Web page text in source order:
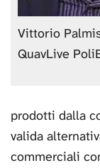
Vittorio
QuavLive
prodotti dalla
valida
commerciali